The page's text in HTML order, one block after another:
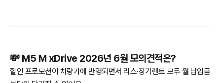
💸 M5 M xDrive 2026년 6월 모의견적은?
할인 프로모션이 차량가에 반영되면서 리스·장기렌트 모두 월 납입금